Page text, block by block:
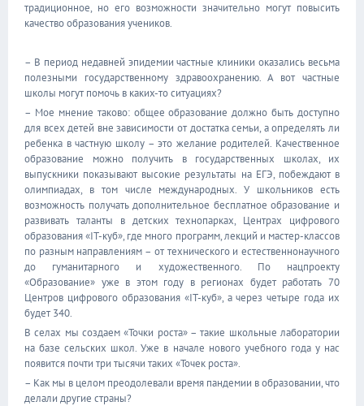
традиционное, но его возможности значительно могут повысить
качество образования учеников.
– В период недавней эпидемии частные клиники оказались весьма
полезными государственному здравоохранению. А вот частные
школы могут помочь в каких-то ситуациях?
– Мое мнение таково: общее образование должно быть доступно
для всех детей вне зависимости от достатка семьи, а определять ли
ребенка в частную школу – это желание родителей. Качественное
образование можно получить в государственных школах, их
выпускники показывают высокие результаты на ЕГЭ, побеждают в
олимпиадах, в том числе международных. У школьников есть
возможность получать дополнительное бесплатное образование и
развивать таланты в детских технопарках, Центрах цифрового
образования «IT-куб», где много программ, лекций и мастер-классов
по разным направлениям – от технического и естественнонаучного
до гуманитарного и художественного. По нацпроекту
«Образование» уже в этом году в регионах будет работать 70
Центров цифрового образования «IT-куб», а через четыре года их
будет 340.
В селах мы создаем «Точки роста» – такие школьные лаборатории
на базе сельских школ. Уже в начале нового учебного года у нас
появится почти три тысячи таких «Точек роста».
– Как мы в целом преодолевали время пандемии в образовании, что
делали другие страны?